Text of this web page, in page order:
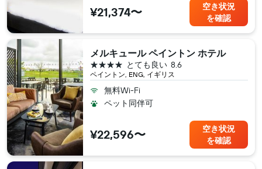
¥21,374〜
空き状況
を確認
メルキュール ペイントン ホテル
ペイントン, ENG, イギリス
8.6
とても良い
4つ星
無料Wi-Fi
ペット同伴可
¥22,596〜
空き状況
を確認